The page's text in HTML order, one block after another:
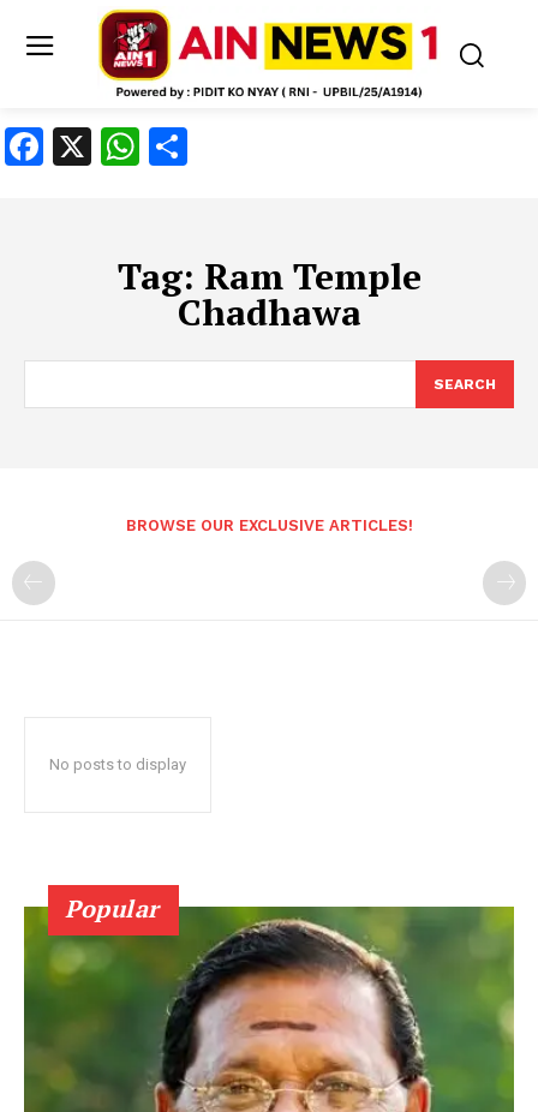
Facebook
X WhatsApp
Tag: Ram Temple
Chadhawa
SEARCH
BROWSE OUR EXCLUSIVE ARTICLES!
No posts to display
Popular